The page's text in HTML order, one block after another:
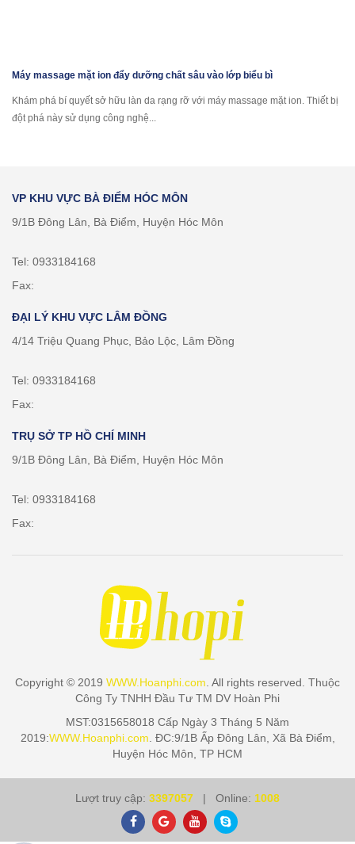
Máy massage mặt ion đẩy dưỡng chất sâu vào lớp biểu bì
Khám phá bí quyết sở hữu làn da rạng rỡ với máy massage mặt ion. Thiết bị
đột phá này sử dụng công nghệ...
VP KHU VỰC BÀ ĐIỂM HÓC MÔN
9/1B Đông Lân, Bà Điểm, Huyện Hóc Môn
Tel: 0933184168
Fax:
ĐẠI LÝ KHU VỰC LÂM ĐỒNG
4/14 Triệu Quang Phục, Bảo Lộc, Lâm Đồng
Tel: 0933184168
Fax:
TRỤ SỞ TP HỒ CHÍ MINH
9/1B Đông Lân, Bà Điểm, Huyện Hóc Môn
Tel: 0933184168
Fax:
Copyright © 2019 WWW.Hoanphi.com. All rights reserved. Thuộc
Công Ty TNHH Đầu Tư TM DV Hoàn Phi
MST:0315658018 Cấp Ngày 3 Tháng 5 Năm
2019:WWW.Hoanphi.com. ĐC:9/1B Ấp Đông Lân, Xã Bà Điểm,
Huyện Hóc Môn, TP HCM
Lượt truy cập: 3397057 | Online: 1008